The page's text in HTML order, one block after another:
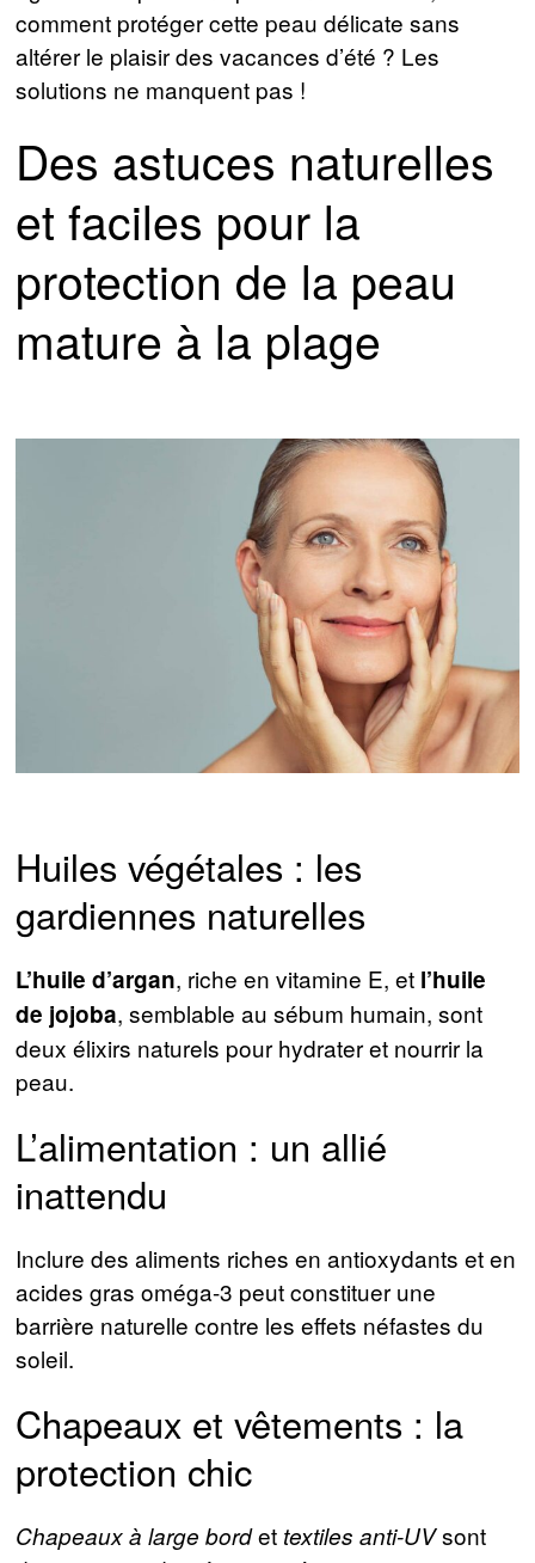
comment protéger cette peau délicate sans
altérer le plaisir des vacances d’été ? Les
solutions ne manquent pas !
Des astuces naturelles
et faciles pour la
protection de la peau
mature à la plage
Huiles végétales : les
gardiennes naturelles
L’huile d’argan, riche en vitamine E, et l’huile
de jojoba, semblable au sébum humain, sont
deux élixirs naturels pour hydrater et nourrir la
peau.
L’alimentation : un allié
inattendu
Inclure des aliments riches en antioxydants et en
acides gras oméga-3 peut constituer une
barrière naturelle contre les effets néfastes du
soleil.
Chapeaux et vêtements : la
protection chic
Chapeaux à large bordet textiles anti-UVsont